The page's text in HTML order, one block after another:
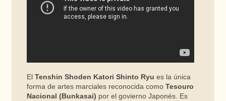
El Tenshin Shoden Katori Shinto Ryu es la única
forma de artes marciales reconocida comoTesouro
Nacional (Bunkasai) por el govierno Japonés. Es